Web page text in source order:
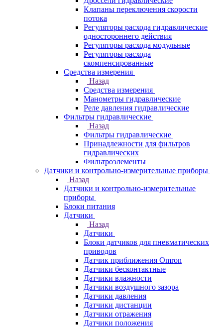
Клапаны переключения скорости
потока
Регуляторы расхода гидравлические
одностороннего действия
Регуляторы расхода модульные
Регуляторы расхода
скомпенсированные
Средства измерения
Назад
Средства измерения
Манометры гидравлические
Реле давления гидравлические
Фильтры гидравлические
Назад
Фильтры гидравлические
Принадлежности для фильтров
гидравлических
Фильтроэлементы
Датчики и контрольно-измерительные приборы
Назад
Датчики и контрольно-измерительные
приборы
Блоки питания
Датчики
Назад
Датчики
Блоки датчиков для пневматических
приводов
Датчик приближения Omron
Датчики бесконтактные
Датчики влажности
Датчики воздушного зазора
Датчики давления
Датчики дистанции
Датчики отражения
Датчики положения